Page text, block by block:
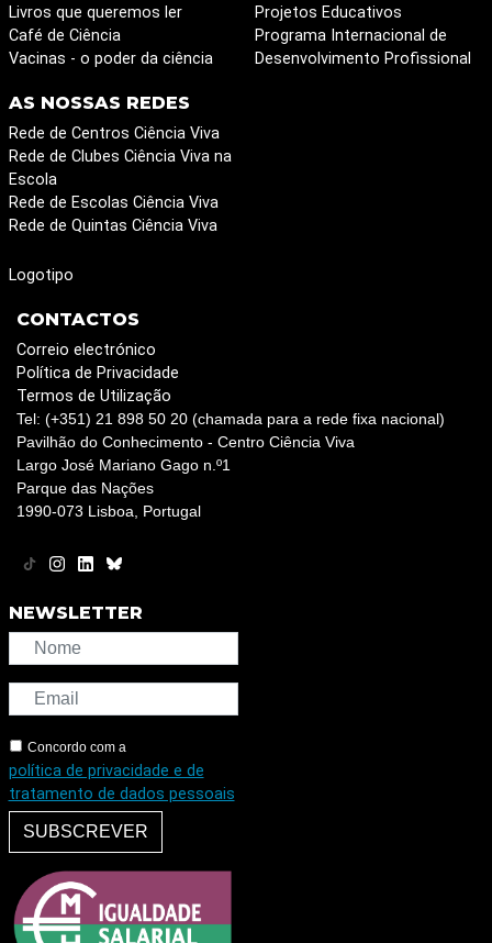
Livros que queremos ler
Café de Ciência
Vacinas - o poder da ciência
Projetos Educativos
Programa Internacional de
Desenvolvimento Profissional
AS NOSSAS REDES
Rede de Centros Ciência Viva
Rede de Clubes Ciência Viva na
Escola
Rede de Escolas Ciência Viva
Rede de Quintas Ciência Viva
Logotipo
CONTACTOS
Correio electrónico
Política de Privacidade
Termos de Utilização
Tel: (+351) 21 898 50 20 (chamada para a rede fixa nacional)
Pavilhão do Conhecimento - Centro Ciência Viva
Largo José Mariano Gago n.º1
Parque das Nações
1990-073 Lisboa, Portugal
NEWSLETTER
Concordo com a
política de privacidade e de
tratamento de dados pessoais
SUBSCREVER